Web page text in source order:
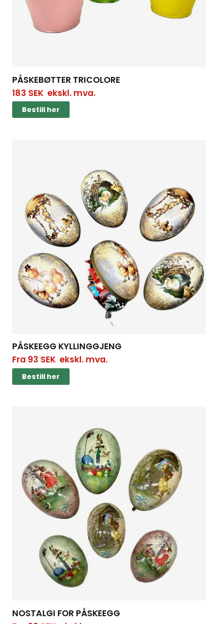
PÅSKEBØTTER TRICOLORE
183 SEKekskl. mva.
Bestill her
PÅSKEEGG KYLLINGGJENG
Fra 93 SEKekskl. mva.
Bestill her
NOSTALGI FOR PÅSKEEGG